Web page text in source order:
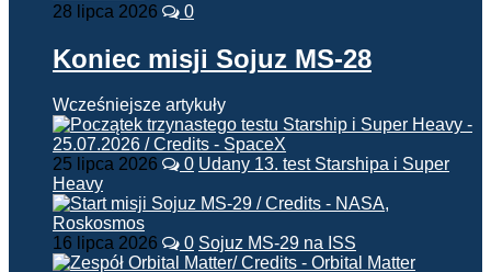
28 lipca 2026 0
Koniec misji Sojuz MS-28
Wcześniejsze artykuły
25 lipca 2026 0 Udany 13. test Starshipa i Super
Heavy
16 lipca 2026 0 Sojuz MS-29 na ISS